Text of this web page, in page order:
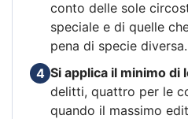
conto delle sole
speciale e di quelle
pena di specie diversa.
4 Si applica il minimo di
delitti, quattro per le
quando il massimo